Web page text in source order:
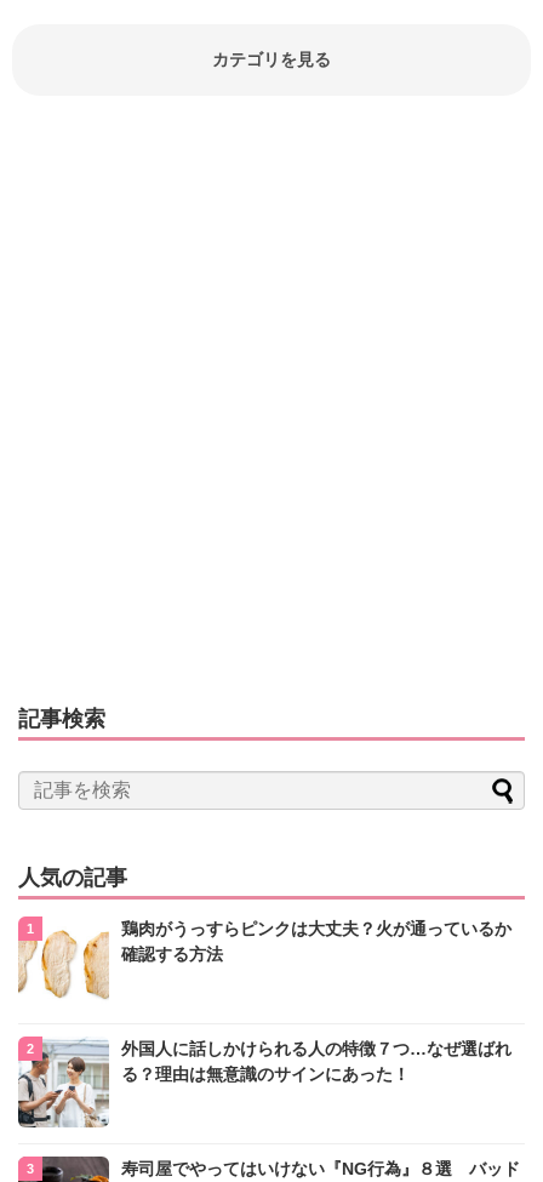
カテゴリを見る
記事検索
人気の記事
鶏肉がうっすらピンクは大丈夫？火が通っているか
確認する方法
外国人に話しかけられる人の特徴７つ…なぜ選ばれ
る？理由は無意識のサインにあった！
寿司屋でやってはいけない『NG行為』８選 バッド